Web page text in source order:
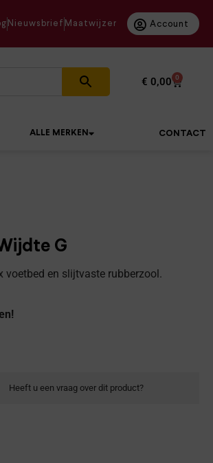
Nieuwsbrief Maatwijzer Account
€ 0,00 0
ALLE MERKEN CONTACT
G
en slijtvaste rubberzool.
Heeft u een vraag over dit product?